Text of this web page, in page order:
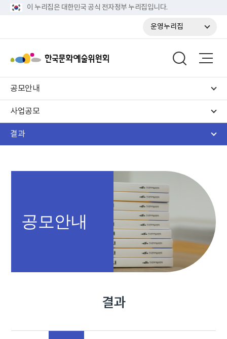
이 누리집은 대한민국 공식 전자정부 누리집입니다.
운영누리집
공모안내
사업공모
결과
공모안내
결과